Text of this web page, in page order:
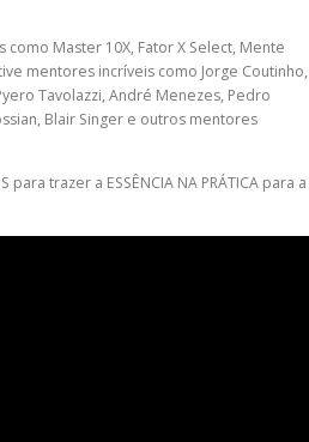
Master 10X, Fator X Select, Mente
mentores incríveis como Jorge Coutinho,
Tavolazzi, André Menezes, Pedro
Blair Singer e outros mentores
para trazer a ESSÊNCIA NA PRÁTICA para a